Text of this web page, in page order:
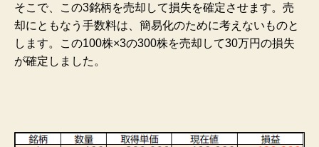
そこで、この3銘柄を売却して損失を確定させます。売
却にともなう手数料は、簡易化のために考えないものと
します。この100株×3の300株を売却して30万円の損失
が確定しました。